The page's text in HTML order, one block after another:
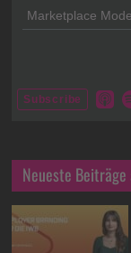
Neueste Beiträge